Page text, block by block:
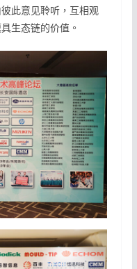
此意见聆听，互相观
生态链的价值。